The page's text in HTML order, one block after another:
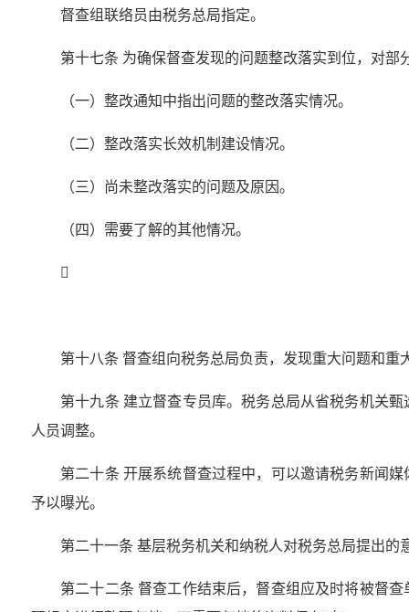
督查组联络员由税务总局指定。
第十七条 为确保督查发现的问题整改落实到位，对部
（一）整改通知中指出问题的整改落实情况。
（二）整改落实长效机制建设情况。
（三）尚未整改落实的问题及原因。
（四）需要了解的其他情况。

第十八条 督查组向税务总局负责，发现重大问题和
第十九条 建立督查专员库。税务总局从省税务机关
人员调整。
第二十条 开展系统督查过程中，可以邀请税务新闻
予以曝光。
第二十一条 基层税务机关和纳税人对税务总局提出
第二十二条 督查工作结束后，督查组应及时将被督